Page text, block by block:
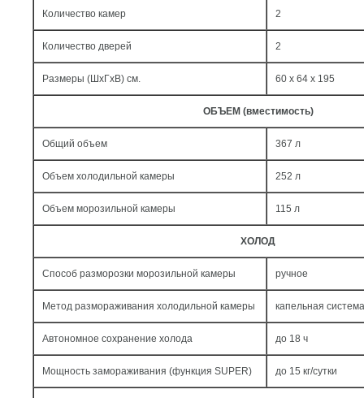
Количество камер 2
Количество дверей 2
Размеры (ШxГxВ) см. 60 x 64 x 195
ОБЪЕМ (вместимость)
Общий объем 367 л
Объем холодильной камеры 252 л
Объем морозильной камеры 115 л
ХОЛОД
Способ разморозки морозильной камеры ручное
Метод размораживания холодильной камеры капельная система
Автономное сохранение холода до 18 ч
Мощность замораживания (функция SUPER) до 15 кг/cутки